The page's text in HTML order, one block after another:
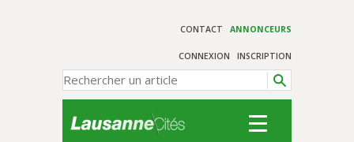
CONTACT ANNONCEURS
CONNEXION INSCRIPTION